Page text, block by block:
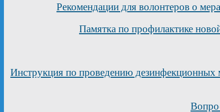
Рекомендации для волонтеров о
Памятка по профилактике
Инструкция по проведению дезинфекционных